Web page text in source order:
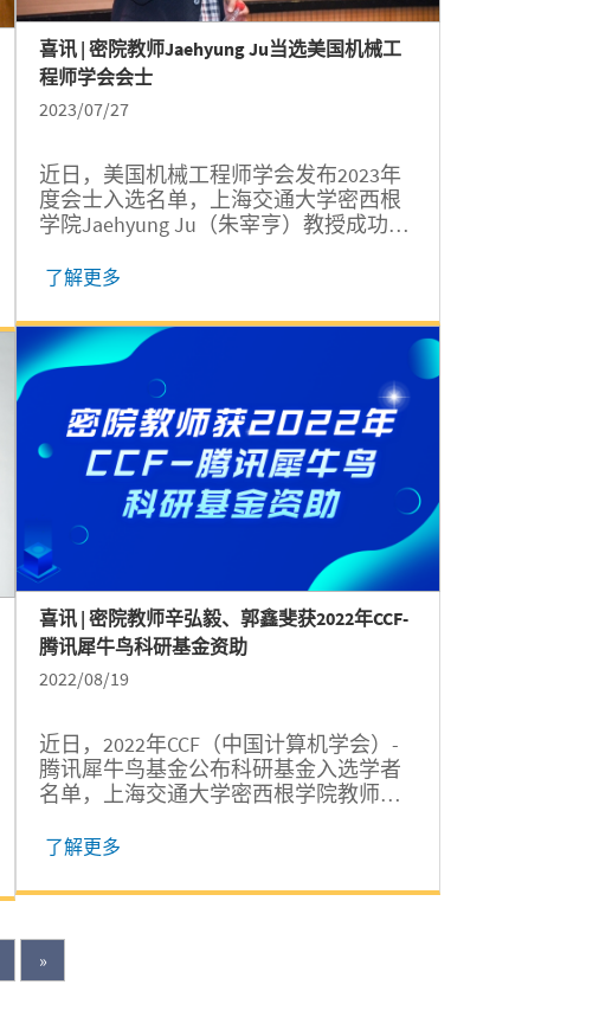
喜讯 | 密院教师Jaehyung Ju当选美国机械工
程师学会会士
2023/07/27
近日，美国机械工程师学会发布2023年
度会士入选名单，上海交通大学密西根
学院Jaehyung Ju（朱宰亨）教授成功当
学成就得到了国际学术界和工业界的广
（American Society of Mechanical
Engineers，简称ASME）成立于1881年，
是在全球拥有近十万名会员的国际性非
赢利教育和技术组织。ASME会士
（ASME...
了解更多
喜讯 | 密院教师辛弘毅、郭鑫斐获2022年CCF-
腾讯犀牛鸟科研基金资助
2022/08/19
近日，2022年CCF（中国计算机学会）-
腾讯犀牛鸟基金公布科研基金入选学者
名单，上海交通大学密西根学院教师辛
和腾讯研发人员携手开启从前沿探索、
CCF-腾讯犀牛鸟基金共收到来自120余所
个月深入细致的函评、会评评审，从申
报学者科研能力、研究价值、学术创新
了解更多
»